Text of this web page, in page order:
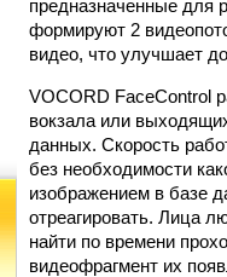
предназначенные для
формируют 2
видео, что улучшает
VOCORD FaceControl
вокзала или
данных. Скорость
без необходимости
изображением в базе
отреагировать. Лица
найти по времени
видеофрагмент их